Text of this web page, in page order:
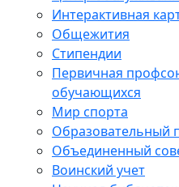
Интерактивная
Общежития
Стипендии
Первичная
обучающихся
Мир спорта
Образовательный
Объединенный
Воинский учет